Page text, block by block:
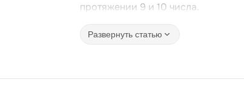
протяжении 9 и 10 числа.
Развернуть статью